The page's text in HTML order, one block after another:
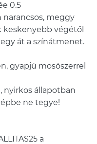
0.5
narancsos, meggy
keskenyebb végétől
át a színátmenet.
gyapjú mosószerrel
nyirkos állapotban
ne tegye!
a